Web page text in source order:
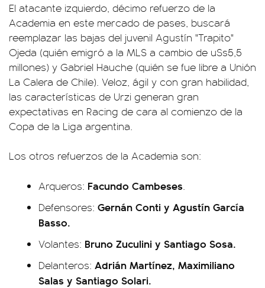
El atacante izquierdo, décimo refuerzo de la
Academia en este mercado de pases, buscará
reemplazar las bajas del juvenil Agustín "Trapito"
Ojeda (quién emigró a la MLS a cambio de u$s5,5
millones) y Gabriel Hauche (quién se fue libre a Unión
La Calera de Chile). Veloz, ágil y con gran habilidad,
las características de Urzi generan gran
expectativas en Racing de cara al comienzo de la
Copa de la Liga argentina.
Los otros refuerzos de la Academia son:
Arqueros: Facundo Cambeses.
Defensores: Gernán Conti y Agustín García
Basso.
Volantes: Bruno Zuculini y Santiago Sosa.
Delanteros: Adrián Martínez, Maximiliano
Salas y Santiago Solari.